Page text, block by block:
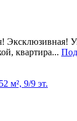
Эксклюзивная!
квартира...
м², 9/9 эт.